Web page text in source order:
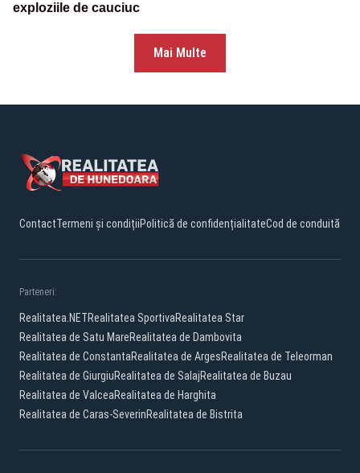
exploziile de cauciuc
Mai Multe
ContactTermeni și condițiiPolitică de confidențialitateCod de conduită
Parteneri:
Realitatea.NETRealitatea SportivaRealitatea Star
Realitatea de Satu MareRealitatea de Dambovita
Realitatea de ConstantaRealitatea de ArgesRealitatea de Teleorman
Realitatea de GiurgiuRealitatea de SalajRealitatea de Buzau
Realitatea de ValceaRealitatea de Harghita
Realitatea de Caras-SeverinRealitatea de Bistrita